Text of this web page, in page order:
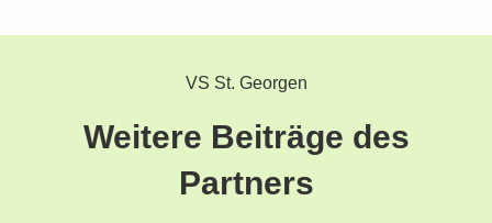
VS St. Georgen
Weitere Beiträge des
Partners